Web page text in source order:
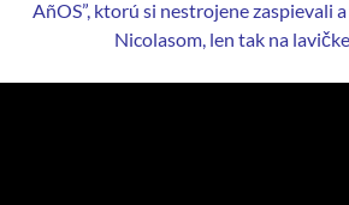
AñOS”, ktorú si nestrojene zaspievali
Nicolasom, len tak na